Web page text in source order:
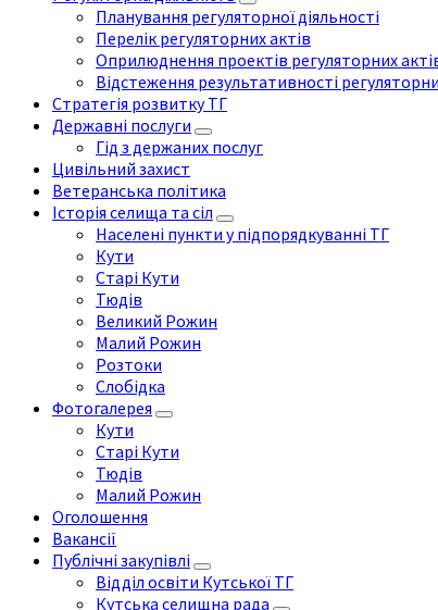
Планування регуляторної діяльності
Перелік регуляторних актів
Оприлюднення проектів регуляторних
Відстеження результативності
Стратегія розвитку ТГ
Державні послуги
Гід з держаних послуг
Цивільний захист
Ветеранська політика
Історія селища та сіл
Населені пункти у підпорядкуванні ТГ
Кути
Старі Кути
Тюдів
Великий Рожин
Малий Рожин
Розтоки
Слобідка
Фотогалерея
Кути
Старі Кути
Тюдів
Малий Рожин
Оголошення
Вакансії
Публічні закупівлі
Відділ освіти Кутської ТГ
Кутська селищна рада